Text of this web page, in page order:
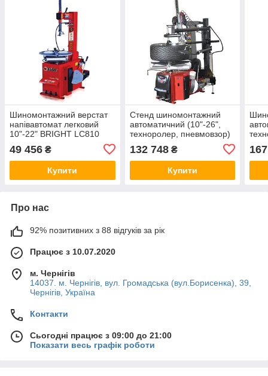
Шиномонтажний верстат
напівавтомат легковий
10"-22" BRIGHT LC810
49 456 ₴
Купити
Стенд шиномонтажний
автоматичний (10"-26",
техноролер, пневмовзор)
BRIGHT GT887N-AL390
380V
132 748₴
Купити
Про нас
92% позитивних з 88 відгуків за рік
Працює з 10.07.2020
м. Чернігів
14037. м. Чернігів, вул. Громадська (вул.Борисенка), 39,
Чернігів, Україна
Контакти
Сьогодні працює з 09:00 до 21:00
Показати весь графік роботи